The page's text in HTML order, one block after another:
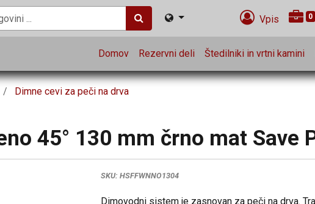
Vpis 0
Domov Rezervni deli Štedilniki in vrtni kamini
Dimne cevi za peči na drva
45° 130 mm črno mat Save
SKU: HSFFWNNO1304
Dimovodni sistem je zasnovan za peči na drva.